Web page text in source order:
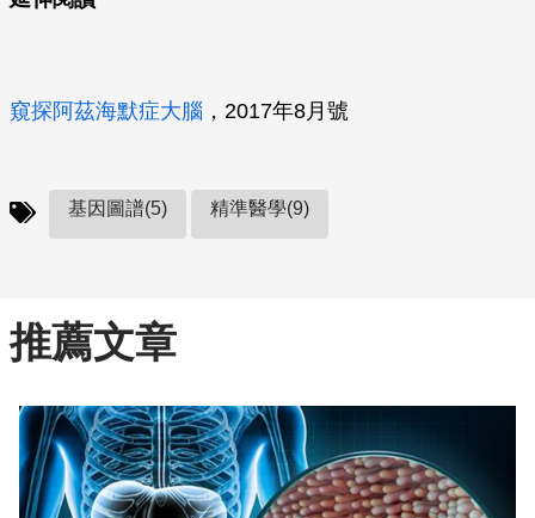
窺探阿茲海默症大腦 ，2017年8月號
基因圖譜(5) 精準醫學(9)
推薦文章